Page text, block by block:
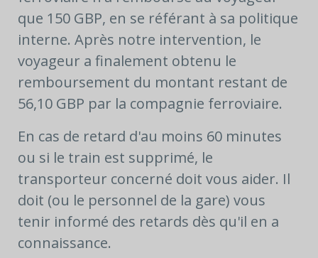
que 150 GBP, en se référant à sa politique
interne. Après notre intervention, le
voyageur a finalement obtenu le
remboursement du montant restant de
56,10 GBP par la compagnie ferroviaire.
En cas de retard d'au moins 60 minutes
ou si le train est supprimé, le
transporteur concerné doit vous aider. Il
doit (ou le personnel de la gare) vous
tenir informé des retards dès qu'il en a
connaissance.